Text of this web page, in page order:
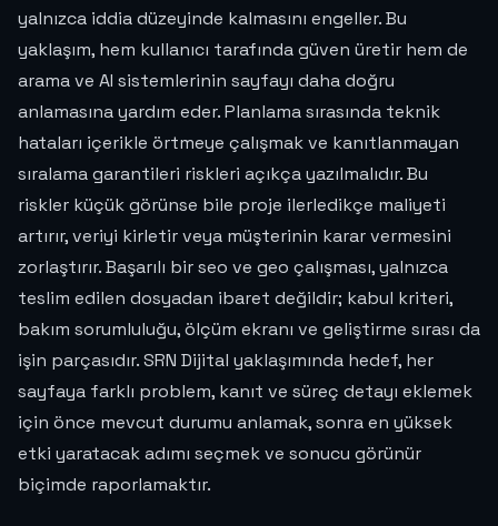
yalnızca iddia düzeyinde kalmasını engeller. Bu
yaklaşım, hem kullanıcı tarafında güven üretir hem de
arama ve AI sistemlerinin sayfayı daha doğru
anlamasına yardım eder. Planlama sırasında teknik
hataları içerikle örtmeye çalışmak ve kanıtlanmayan
sıralama garantileri riskleri açıkça yazılmalıdır. Bu
riskler küçük görünse bile proje ilerledikçe maliyeti
artırır, veriyi kirletir veya müşterinin karar vermesini
zorlaştırır. Başarılı bir seo ve geo çalışması, yalnızca
teslim edilen dosyadan ibaret değildir; kabul kriteri,
bakım sorumluluğu, ölçüm ekranı ve geliştirme sırası da
işin parçasıdır. SRN Dijital yaklaşımında hedef, her
sayfaya farklı problem, kanıt ve süreç detayı eklemek
için önce mevcut durumu anlamak, sonra en yüksek
etki yaratacak adımı seçmek ve sonucu görünür
biçimde raporlamaktır.